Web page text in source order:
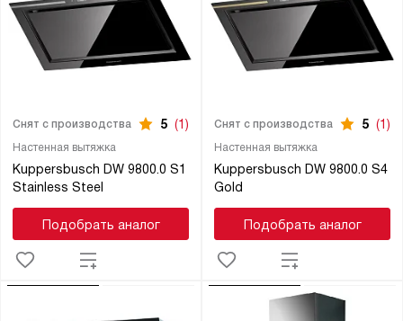
Настенная вытяжка
Kuppersbusch DW 9800.0 S1
Stainless Steel
Снят с производства 5 (1)
Подобрать аналог
Настенная вытяжка
Kuppersbusch DW 9800.0 S4
Gold
Снят с производства 5 (1)
Подобрать аналог